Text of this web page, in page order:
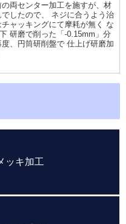
両センター加工を施すが、材
したので、 ネジに合うよう治
ャッキングにて摩耗が無く な
研磨で削った「-0.15mm」分
、円筒研削盤で 仕上げ研磨加
ッキ加工